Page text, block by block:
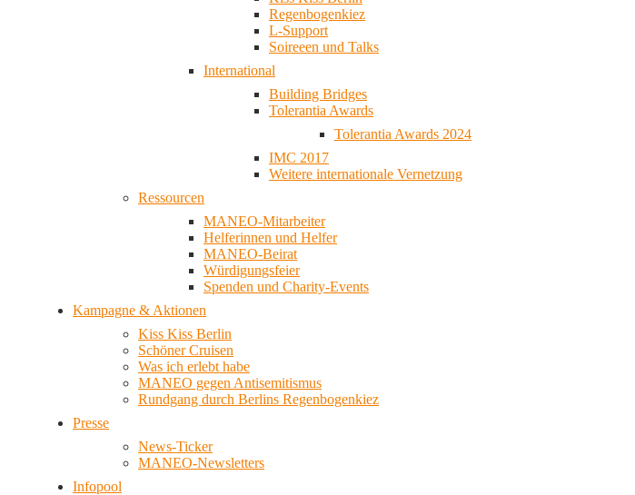
Regenbogenkiez
L-Support
Soireeen und Talks
International
Building Bridges
Tolerantia Awards
Tolerantia Awards 2024
IMC 2017
Weitere internationale Vernetzung
Ressourcen
MANEO-Mitarbeiter
Helferinnen und Helfer
MANEO-Beirat
Würdigungsfeier
Spenden und Charity-Events
Kampagne & Aktionen
Kiss Kiss Berlin
Schöner Cruisen
Was ich erlebt habe
MANEO gegen Antisemitismus
Rundgang durch Berlins Regenbogenkiez
Presse
News-Ticker
MANEO-Newsletters
Infopool